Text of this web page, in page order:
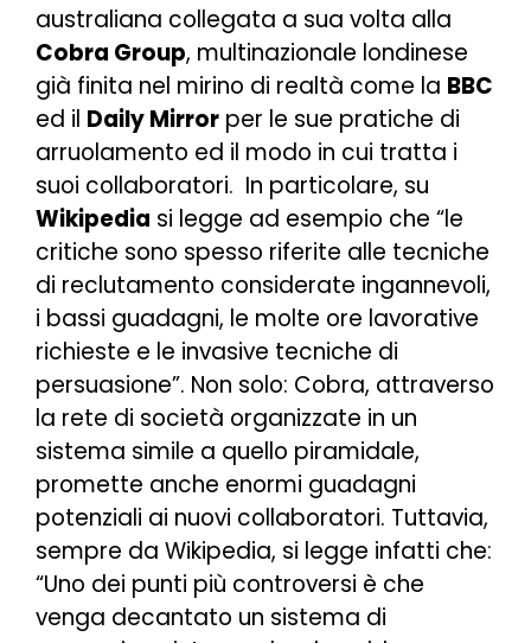
australiana collegata a sua volta alla
Cobra Group, multinazionale londinese
già finita nel mirino di realtà come la BBC
ed il Daily Mirror per le sue pratiche di
arruolamento ed il modo in cui tratta i
suoi collaboratori. In particolare, su
Wikipedia si legge ad esempio che “le
critiche sono spesso riferite alle tecniche
di reclutamento considerate ingannevoli,
i bassi guadagni, le molte ore lavorative
richieste e le invasive tecniche di
persuasione”. Non solo: Cobra, attraverso
la rete di società organizzate in un
sistema simile a quello piramidale,
promette anche enormi guadagni
potenziali ai nuovi collaboratori. Tuttavia,
sempre da Wikipedia, si legge infatti che:
“Uno dei punti più controversi è che
venga decantato un sistema di